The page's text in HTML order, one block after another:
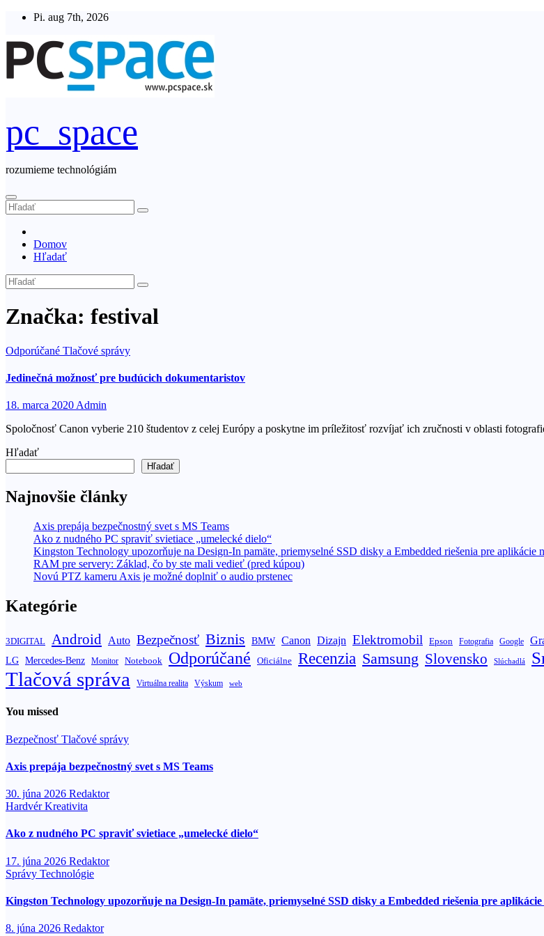
Skip
content
Pi. aug 7th, 2026
pc_space
rozumieme technológiám
Domov
Hľadať
Značka: festival
Odporúčané Tlačové správy
Jedinečná možnosť pre budúcich dokumentaristov
18. marca 2020Admin
Spoločnosť Canon vyberie 210 študentov z celej Európy a poskytne im príležitosť rozvíjať ich zručnosti v oblasti
Hľadať
Hľadať
Najnovšie články
Axis prepája bezpečnostný svet s MS Teams
Ako z nudného PC spraviť svietiace „umelecké dielo“
Kingston Technology upozorňuje na Design-In pamäte, priemyselné SSD disky a Embedded riešenia pre aplikácie
RAM pre servery: Základ, čo by ste mali vedieť (pred kúpou)
Novú PTZ kameru Axis je možné doplniť o audio prstenec
Kategórie
3DIGITAL Android Auto Bezpečnosť Biznis BMW Canon Dizajn Elektromobil Epson Fotografia Google
LG Mercedes-Benz Monitor Notebook Odporúčané Oficiálne Recenzia Samsung Slovensko Slúchadlá
Tlačová správa Virtuálna realita Výskum web
You missed
Bezpečnosť Tlačové správy
Axis prepája bezpečnostný svet s MS Teams
30. júna 2026 Redaktor
HardvérKreativita
Ako z nudného PC spraviť svietiace „umelecké dielo“
17. júna 2026 Redaktor
Správy Technológie
Kingston Technology upozorňuje na Design-In pamäte, priemyselné SSD disky a Embedded riešenia pre aplikácie
8. júna 2026 Redaktor